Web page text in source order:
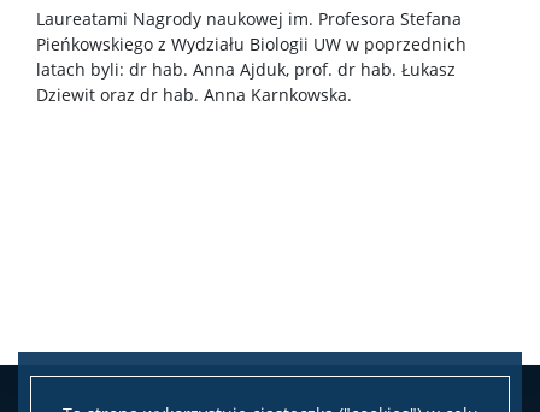
Konferencje
POPULARYZACJA
Laureatami Nagrody naukowej im. Profesora Stefana
Pieńkowskiego z Wydziału Biologii UW w poprzednich
latach byli: dr hab. Anna Ajduk, prof. dr hab. Łukasz
Dziewit oraz dr hab. Anna Karnkowska.